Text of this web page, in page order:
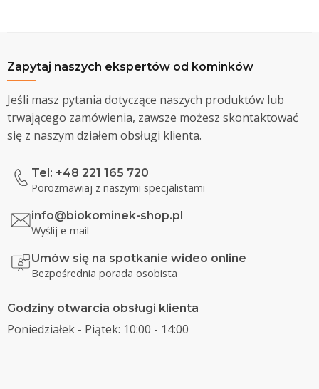
Zapytaj naszych ekspertów od kominków
Jeśli masz pytania dotyczące naszych produktów lub
trwającego zamówienia, zawsze możesz skontaktować
się z naszym działem obsługi klienta.
Tel: +48 221 165 720
Porozmawiaj z naszymi specjalistami
info@biokominek-shop.pl
Wyślij e-mail
Umów się na spotkanie wideo online
Bezpośrednia porada osobista
Godziny otwarcia obsługi klienta
Poniedziałek - Piątek: 10:00 - 14:00